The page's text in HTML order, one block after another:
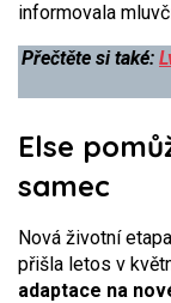
informovala
Přečtěte si také:
Else
samec
Nová životní
přišla letos v
adaptace na